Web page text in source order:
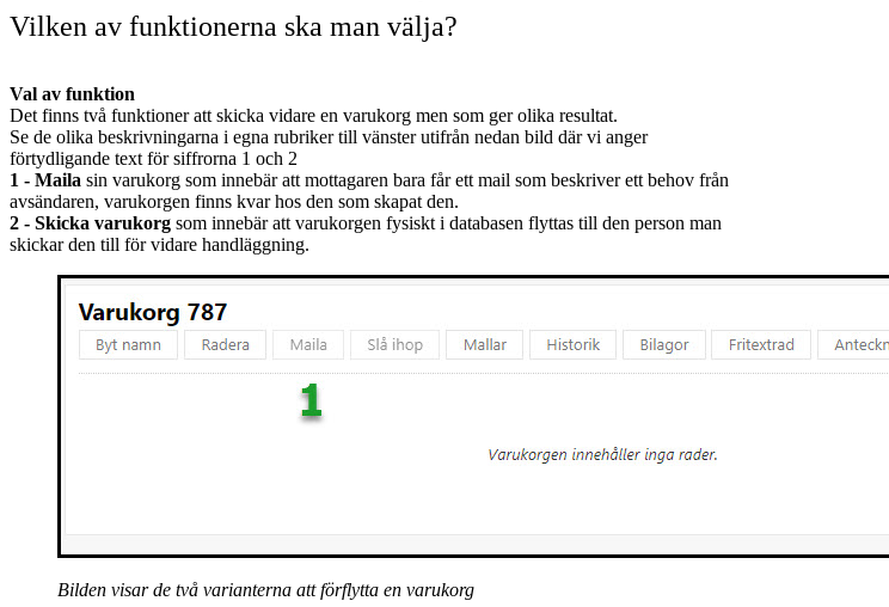
Vilken av funktionerna ska man välja?
Val av funktion
Det finns två funktioner att skicka vidare en varukorg men som ger olika resultat.
Se de olika beskrivningarna i egna rubriker till vänster utifrån nedan bild där vi anger
förtydligande text för siffrorna 1 och 2
1 - Maila sin varukorg som innebär att mottagaren bara får ett mail som beskriver ett behov från
avsändaren, varukorgen finns kvar hos den som skapat den.
2 - Skicka varukorg som innebär att varukorgen fysiskt i databasen flyttas till den person man
skickar den till för vidare handläggning.
Bilden visar de två varianterna att förflytta en varukorg